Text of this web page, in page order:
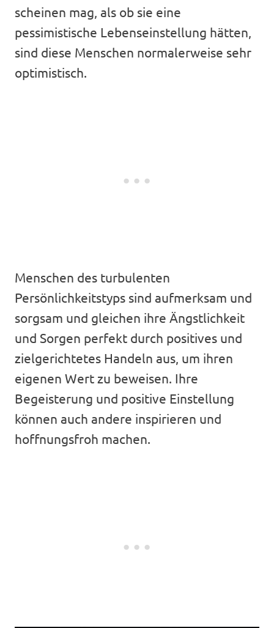
scheinen mag, als ob sie eine
pessimistische Lebenseinstellung hätten,
sind diese Menschen normalerweise sehr
optimistisch.
Menschen des turbulenten
Persönlichkeitstyps sind aufmerksam und
sorgsam und gleichen ihre Ängstlichkeit
und Sorgen perfekt durch positives und
zielgerichtetes Handeln aus, um ihren
eigenen Wert zu beweisen. Ihre
Begeisterung und positive Einstellung
können auch andere inspirieren und
hoffnungsfroh machen.